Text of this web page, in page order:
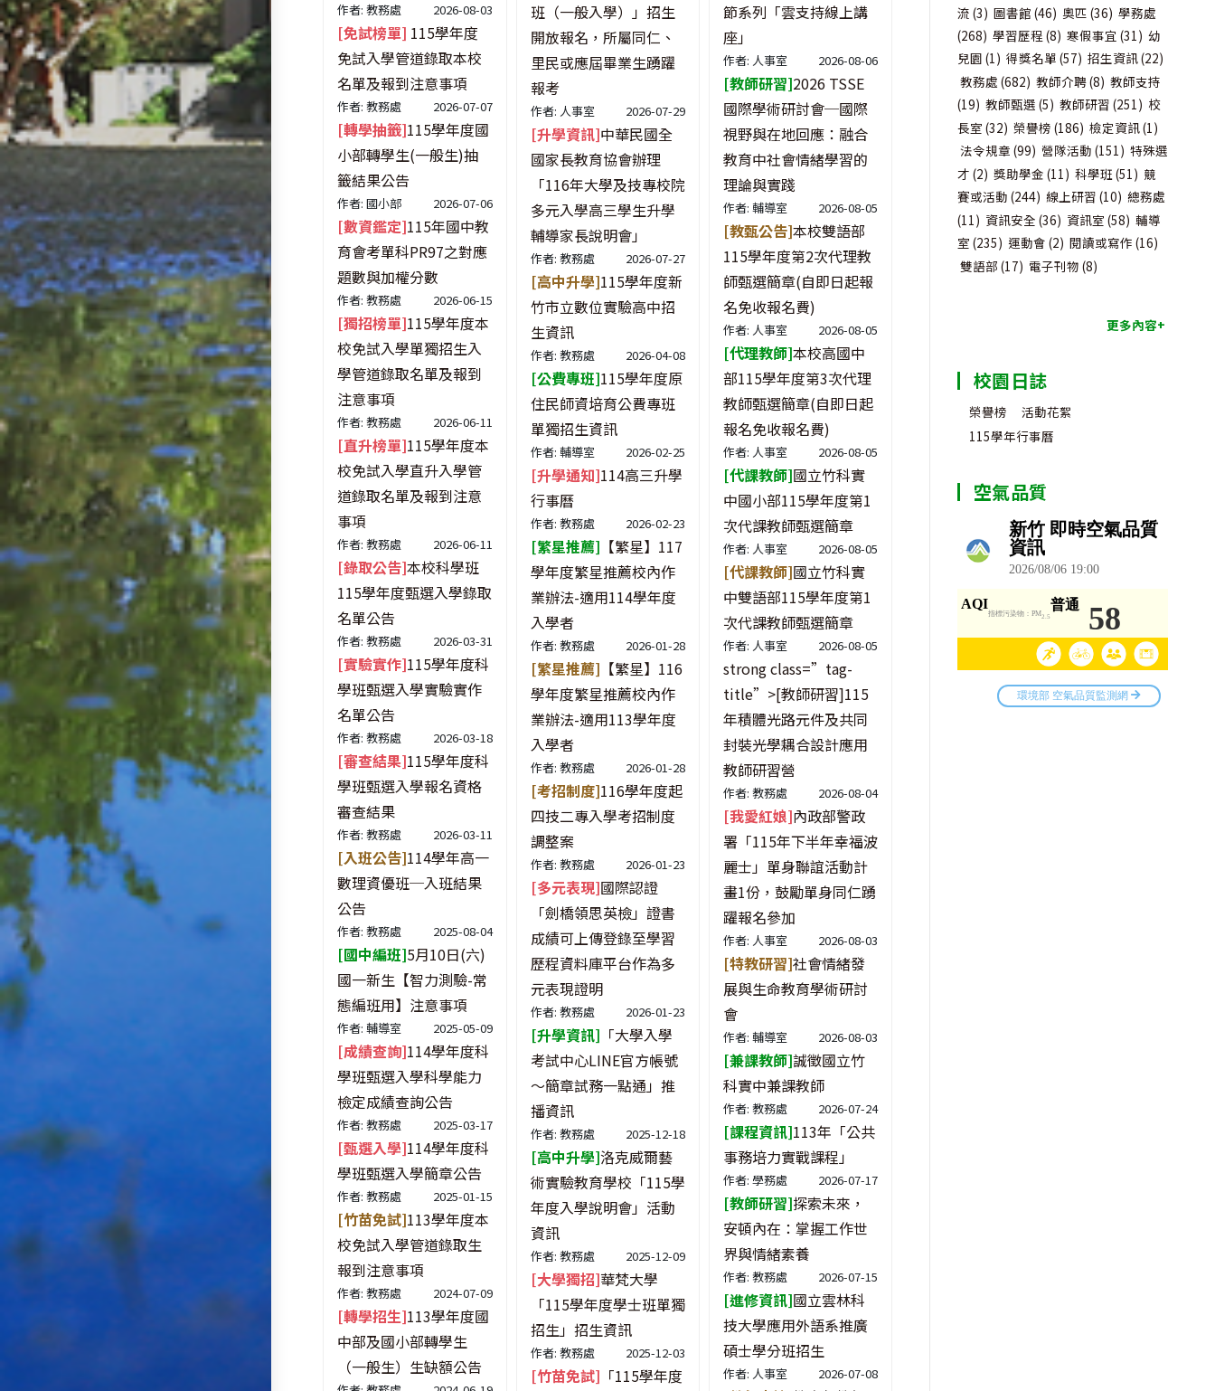
作者: 教務處 2026-08-03
[免試榜單] 115學年度
免試入學管道錄取本校
名單及報到注意事項
作者: 教務處 2026-07-07
[轉學抽籤]115學年度國
小部轉學生(一般生)抽
籤結果公告
作者: 國小部 2026-07-06
[數資鑑定]115年國中教
育會考單科PR97之對應
題數與加權分數
作者: 教務處 2026-06-15
[獨招榜單]115學年度本
校免試入學單獨招生入
學管道錄取名單及報到
注意事項
作者: 教務處 2026-06-11
[直升榜單]115學年度本
校免試入學直升入學管
道錄取名單及報到注意
事項
作者: 教務處 2026-06-11
[錄取公告]本校科學班
115學年度甄選入學錄取
名單公告
作者: 教務處 2026-03-31
[實驗實作]115學年度科
學班甄選入學實驗實作
名單公告
作者: 教務處 2026-03-18
[審查結果]115學年度科
學班甄選入學報名資格
審查結果
作者: 教務處 2026-03-11
[入班公告]114學年高一
數理資優班─入班結果
公告
作者: 教務處 2025-08-04
[國中編班]5月10日(六)
國一新生【智力測驗-常
態編班用】注意事項
作者: 輔導室 2025-05-09
[成績查詢]114學年度科
學班甄選入學科學能力
檢定成績查詢公告
作者: 教務處 2025-03-17
[甄選入學]114學年度科
學班甄選入學簡章公告
作者: 教務處 2025-01-15
[竹苗免試]113學年度本
校免試入學管道錄取生
報到注意事項
作者: 教務處 2024-07-09
[轉學招生]113學年度國
中部及國小部轉學生
（一般生）生缺額公告
班（一般入學）」招生
開放報名，所屬同仁、
里民或應屆畢業生踴躍
報考
作者: 人事室 2026-07-29
[升學資訊]中華民國全
國家長教育協會辦理
「116年大學及技專校院
多元入學高三學生升學
輔導家長說明會」
作者: 教務處 2026-07-27
[高中升學]115學年度新
竹市立數位實驗高中招
生資訊
作者: 教務處 2026-04-08
[公費專班]115學年度原
住民師資培育公費專班
單獨招生資訊
作者: 輔導室 2026-02-25
[升學通知]114高三升學
行事曆
作者: 教務處 2026-02-23
[繁星推薦] 【繁星】117
學年度繁星推薦校內作
業辦法-適用114學年度
入學者
作者: 教務處 2026-01-28
[繁星推薦] 【繁星】116
學年度繁星推薦校內作
業辦法-適用113學年度
入學者
作者: 教務處 2026-01-28
[考招制度]116學年度起
四技二專入學考招制度
調整案
作者: 教務處 2026-01-23
[多元表現]國際認證
「劍橋領思英檢」證書
成績可上傳登錄至學習
歷程資料庫平台作為多
元表現證明
作者: 教務處 2026-01-23
[升學資訊] 「大學入學
考試中心LINE官方帳號
～簡章試務一點通」推
播資訊
作者: 教務處 2025-12-18
[高中升學]洛克威爾藝
術實驗教育學校「115學
年度入學說明會」活動
資訊
作者: 教務處 2025-12-09
[大學獨招]華梵大學
「115學年度學士班單獨
招生」招生資訊
作者: 教務處 2025-12-03
[竹苗免試] 「115學年度
節系列「雲支持線上講
座」
作者: 人事室 2026-08-06
[教師研習]2026 TSSE
國際學術研討會─國際
視野與在地回應：融合
教育中社會情緒學習的
理論與實踐
作者: 輔導室 2026-08-05
[教甄公告]本校雙語部
115學年度第2次代理教
師甄選簡章(自即日起報
名免收報名費)
作者: 人事室 2026-08-05
[代理教師]本校高國中
部115學年度第3次代理
教師甄選簡章(自即日起
報名免收報名費)
作者: 人事室 2026-08-05
[代課教師]國立竹科實
中國小部115學年度第1
次代課教師甄選簡章
作者: 人事室 2026-08-05
[代課教師]國立竹科實
中雙語部115學年度第1
次代課教師甄選簡章
作者: 人事室 2026-08-05
strong class=”tag-
title”>[教師研習]115
年積體光路元件及共同
封裝光學耦合設計應用
教師研習營
作者: 教務處 2026-08-04
[我愛紅娘]內政部警政
署「115年下半年幸福波
麗士」單身聯誼活動計
畫1份，鼓勵單身同仁踴
躍報名參加
作者: 人事室 2026-08-03
[特教研習]社會情緒發
展與生命教育學術研討
會
作者: 輔導室 2026-08-03
[兼課教師]誠徵國立竹
科實中兼課教師
作者: 教務處 2026-07-24
[課程資訊]113年「公共
事務培力實戰課程」
作者: 學務處 2026-07-17
[教師研習]探索未來，
安頓內在：掌握工作世
界與情緒素養
作者: 教務處 2026-07-15
[進修資訊]國立雲林科
技大學應用外語系推廣
碩士學分班招生
作者: 人事室 2026-07-08
流 (3) 圖書館 (46) 奧匹 (36) 學務處
(268) 學習歷程 (8) 寒假事宜 (31) 幼
兒園 (1) 得獎名單 (57) 招生資訊(22)
教務處 (682) 教師介聘(8) 教師支持
(19) 教師甄選 (5) 教師研習 (251) 校
長室 (32) 榮譽榜 (186) 檢定資訊(1)
法令規章 (99) 營隊活動 (151) 特殊選
才 (2) 獎助學金 (11) 科學班 (51) 競
賽或活動 (244) 線上研習 (10) 總務處
(11) 資訊安全 (36) 資訊室 (58) 輔導
室 (235) 運動會 (2) 閱讀或寫作 (16)
雙語部 (17) 電子刊物 (8)
更多內容+
校園日誌
榮譽榜
活動花絮
115學年行事曆
空氣品質